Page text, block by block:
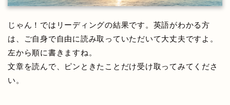
じゃん！ではリーディングの結果です。英語がわかる方
は、ご自身で自由に読み取っていただいて大丈夫ですよ。
左から順に書きますね。
文章を読んで、ピンときたことだけ受け取ってみてくださ
い。